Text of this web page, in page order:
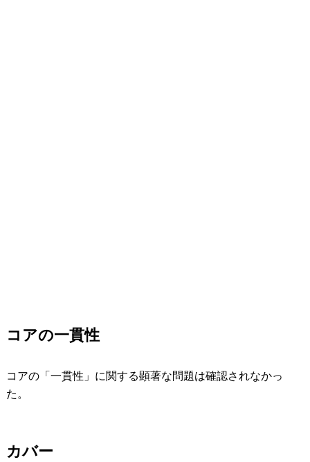
コアの一貫性
コアの「一貫性」に関する顕著な問題は確認されなかっ
た。
カバー